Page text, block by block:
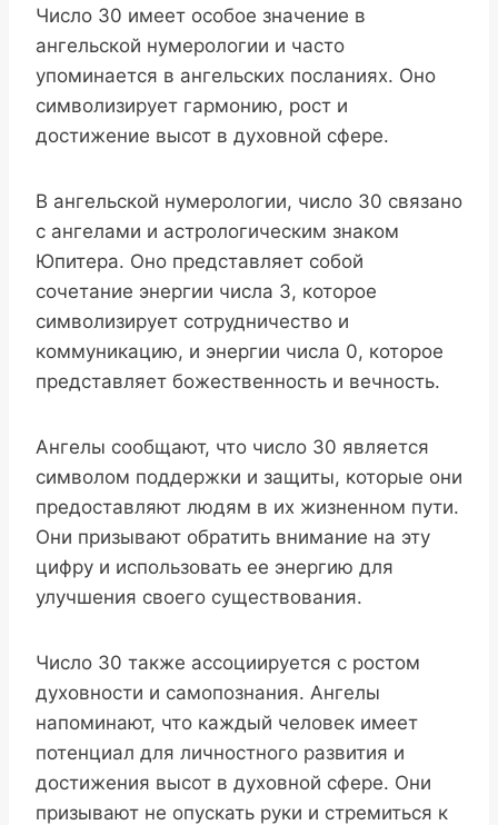
Число 30 имеет особое значение в
ангельской нумерологии и часто
упоминается в ангельских посланиях. Оно
символизирует гармонию, рост и
достижение высот в духовной сфере.
В ангельской нумерологии, число 30 связано
с ангелами и астрологическим знаком
Юпитера. Оно представляет собой
сочетание энергии числа 3, которое
символизирует сотрудничество и
коммуникацию, и энергии числа 0, которое
представляет божественность и вечность.
Ангелы сообщают, что число 30 является
символом поддержки и защиты, которые они
предоставляют людям в их жизненном пути.
Они призывают обратить внимание на эту
цифру и использовать ее энергию для
улучшения своего существования.
Число 30 также ассоциируется с ростом
духовности и самопознания. Ангелы
напоминают, что каждый человек имеет
потенциал для личностного развития и
достижения высот в духовной сфере. Они
призывают не опускать руки и стремиться к